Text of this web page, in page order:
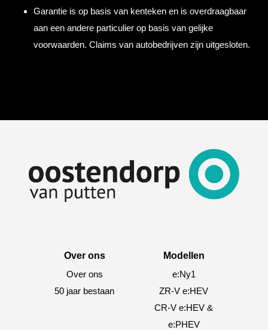
Garantie is op basis van kenteken en is overdraagbaar
aan een andere particulier op basis van gelijke
voorwaarden. Claims van autobedrijven zijn uitgesloten.
Over ons
Over ons
50 jaar bestaan
Modellen
e:Ny1
ZR-V e:HEV
CR-V e:HEV &
e:PHEV